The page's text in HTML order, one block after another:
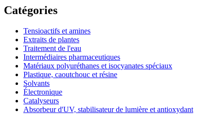
Catégories
Tensioactifs et amines
Extraits de plantes
Traitement de l'eau
Intermédiaires pharmaceutiques
Matériaux polyuréthanes et isocyanates spéciaux
Plastique, caoutchouc et résine
Solvants
Électronique
Catalyseurs
Absorbeur d'UV, stabilisateur de lumière et antioxydant